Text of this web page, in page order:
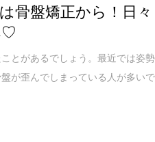
骨盤矯正から！日々
♡
とがあるでしょう。最近では姿勢
が歪んでしまっている人が多いで